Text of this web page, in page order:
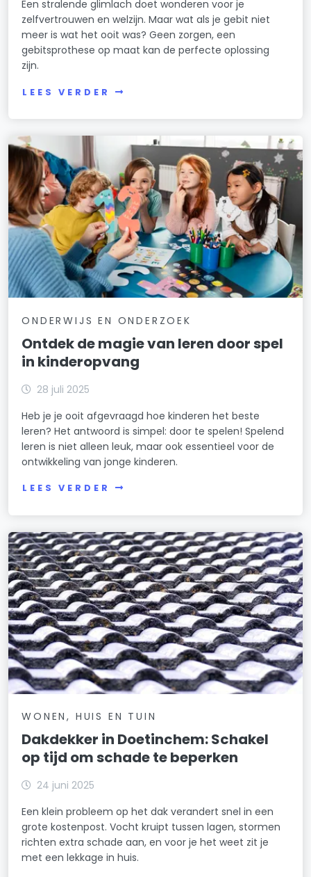
Een stralende glimlach doet wonderen voor je
zelfvertrouwen en welzijn. Maar wat als je gebit niet
meer is wat het ooit was? Geen zorgen, een
gebitsprothese op maat kan de perfecte oplossing
zijn.
LEES VERDER
ONDERWIJS EN ONDERZOEK
Ontdek de magie van leren door spel
in kinderopvang
28 juli 2025
Heb je je ooit afgevraagd hoe kinderen het beste
leren? Het antwoord is simpel: door te spelen! Spelend
leren is niet alleen leuk, maar ook essentieel voor de
ontwikkeling van jonge kinderen.
LEES VERDER
WONEN, HUIS EN TUIN
Dakdekker in Doetinchem: Schakel
op tijd om schade te beperken
24 juni 2025
Een klein probleem op het dak verandert snel in een
grote kostenpost. Vocht kruipt tussen lagen, stormen
richten extra schade aan, en voor je het weet zit je
met een lekkage in huis.